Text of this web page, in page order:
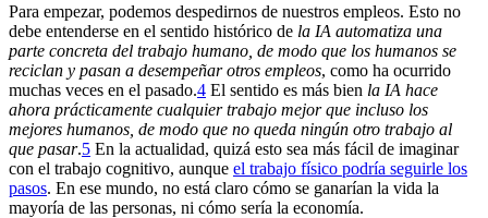
Para empezar, podemos despedirnos de nuestros empleos. Esto no
debe entenderse en el sentido histórico de la IA automatiza una
parte concreta del trabajo humano, de modo que los humanos se
reciclan y pasan a desempeñar otros empleos, como ha ocurrido
muchas veces en el pasado.⁠4 El sentido es más bien la IA hace
ahora prácticamente cualquier trabajo mejor que incluso los
mejores humanos, de modo que no queda ningún otro trabajo al
que pasar.⁠5 En la actualidad, quizá esto sea más fácil de imaginar
con el trabajo cognitivo, aunque el trabajo físico podría seguirle los
pasos. En ese mundo, no está claro cómo se ganarían la vida la
mayoría de las personas, ni cómo sería la economía.